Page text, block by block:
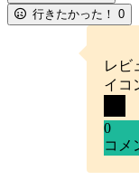
行きたかった！ 0
レビ
イコ
0
コメ